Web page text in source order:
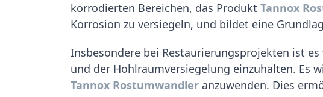
korrodierten Bereichen, das Produkt Tannox
Korrosion zu versiegeln, und bildet eine
Insbesondere bei Restaurierungsprojekten ist
und der Hohlraumversiegelung einzuhalten. Es
Tannox Rostumwandler anzuwenden. Dies